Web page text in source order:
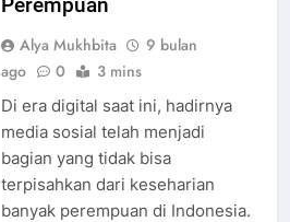
Alya Mukhbita
9 bulan
ago
0 3 mins
Di era digital saat ini, hadirnya
media sosial telah menjadi
bagian yang tidak bisa
terpisahkan dari keseharian
banyak perempuan di Indonesia.